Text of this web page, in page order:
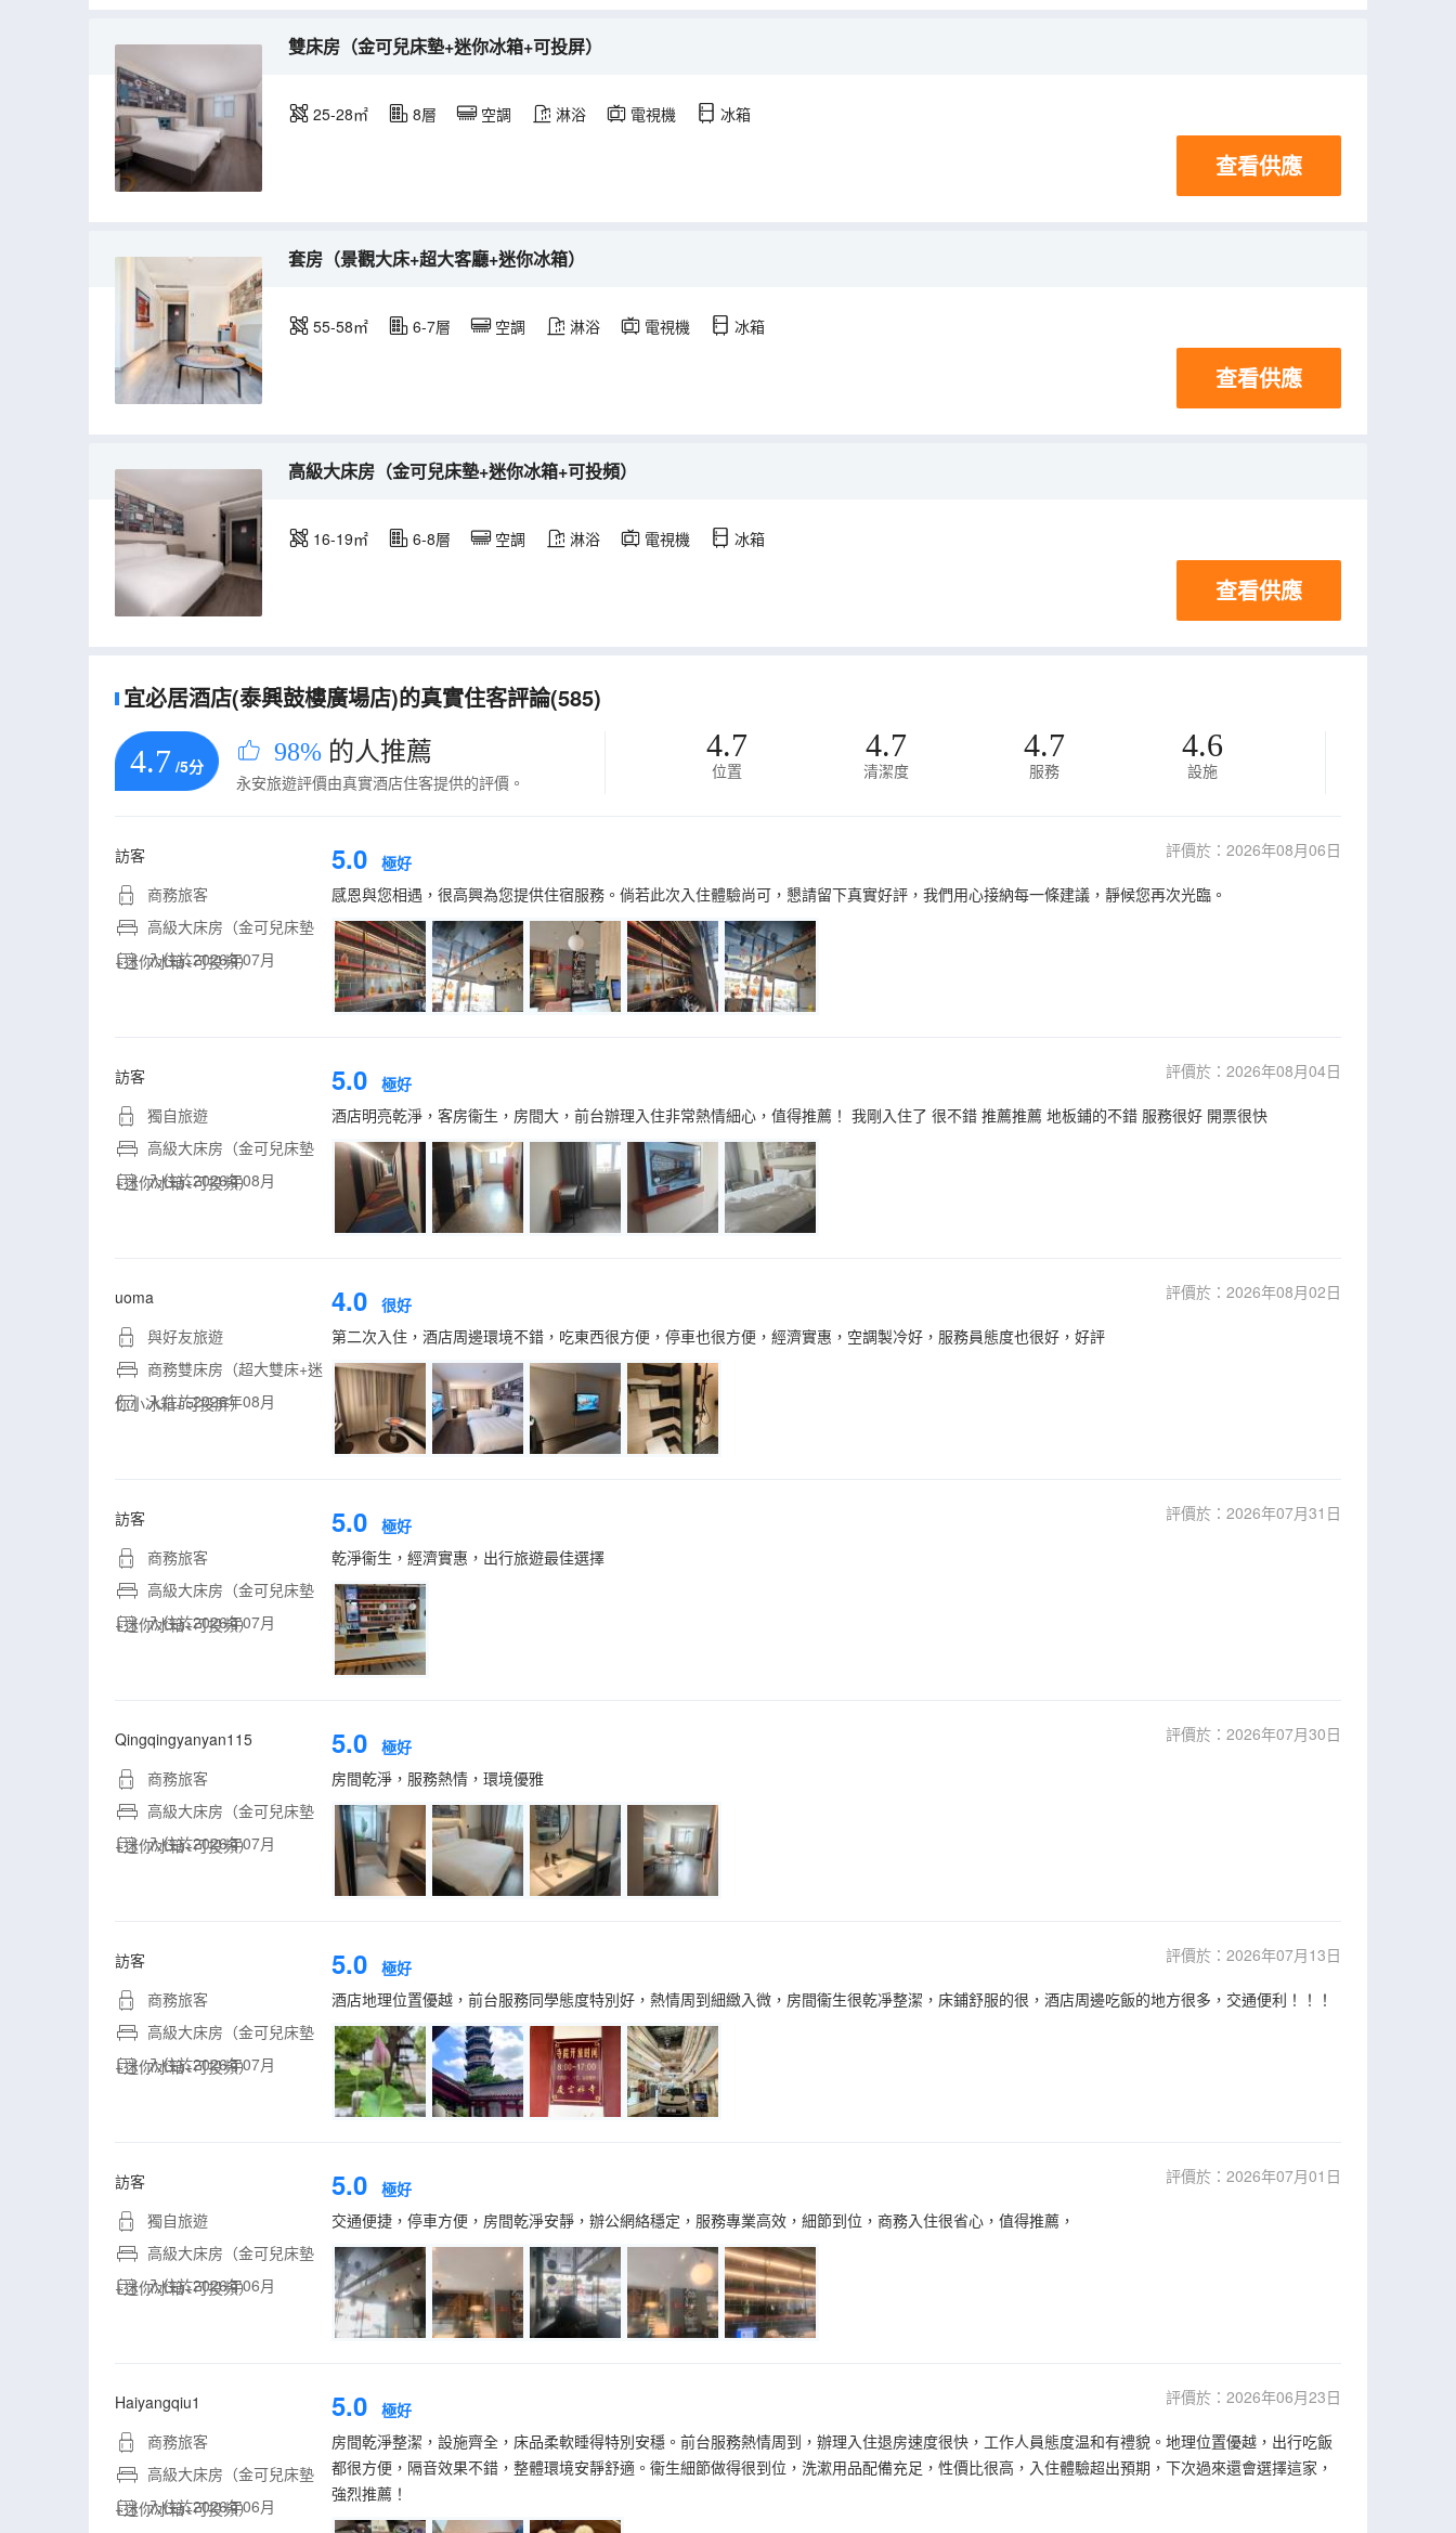
雙床房（金可兒床墊+迷你冰箱+可投屏）
25-28㎡ 8層 空調 淋浴 電視機 冰箱
查看供應
套房（景觀大床+超大客廳+迷你冰箱）
55-58㎡ 6-7層 空調 淋浴 電視機 冰箱
查看供應
高級大床房（金可兒床墊+迷你冰箱+可投頻）
16-19㎡ 6-8層 空調 淋浴 電視機 冰箱
查看供應
宜必居酒店(泰興鼓樓廣場店)的真實住客評論(585)
4.7 /5分 98% 的人推薦
永安旅遊評價由真實酒店住客提供的評價。
4.7
位置
4.7
清潔度
4.7
服務
4.6
設施
訪客
商務旅客
高級大床房（金可兒床墊
+迷你冰箱+可投頻）
入住於2026年07月
5.0 極好
評價於：2026年08月06日
感恩與您相遇，很高興為您提供住宿服務。倘若此次入住體驗尚可，懇請留下真實好評，我們用心接納每一條建議，靜候您再次光臨。
訪客
獨自旅遊
高級大床房（金可兒床墊
+迷你冰箱+可投頻）
入住於2026年08月
5.0 極好
評價於：2026年08月04日
酒店明亮乾淨，客房衞生，房間大，前台辦理入住非常熱情細心，值得推薦！ 我剛入住了 很不錯 推薦推薦 地板鋪的不錯 服務很好 開票很快
uoma
與好友旅遊
商務雙床房（超大雙床+迷
你小冰箱+可投屏）
入住於2026年08月
4.0 很好
評價於：2026年08月02日
第二次入住，酒店周邊環境不錯，吃東西很方便，停車也很方便，經濟實惠，空調製冷好，服務員態度也很好，好評
訪客
商務旅客
高級大床房（金可兒床墊
+迷你冰箱+可投頻）
入住於2026年07月
5.0 極好
評價於：2026年07月31日
乾淨衞生，經濟實惠，出行旅遊最佳選擇
Qingqingyanyan115
商務旅客
高級大床房（金可兒床墊
+迷你冰箱+可投頻）
入住於2026年07月
5.0 極好
評價於：2026年07月30日
房間乾淨，服務熱情，環境優雅
訪客
商務旅客
高級大床房（金可兒床墊
+迷你冰箱+可投頻）
入住於2026年07月
5.0 極好
評價於：2026年07月13日
酒店地理位置優越，前台服務同學態度特別好，熱情周到細緻入微，房間衞生很乾凈整潔，床鋪舒服的很，酒店周邊吃飯的地方很多，交通便利！！！
訪客
獨自旅遊
高級大床房（金可兒床墊
+迷你冰箱+可投頻）
入住於2026年06月
5.0 極好
評價於：2026年07月01日
交通便捷，停車方便，房間乾淨安靜，辦公網絡穩定，服務專業高效，細節到位，商務入住很省心，值得推薦，
Haiyangqiu1
商務旅客
高級大床房（金可兒床墊
+迷你冰箱+可投頻）
入住於2026年06月
5.0 極好
評價於：2026年06月23日
房間乾淨整潔，設施齊全，床品柔軟睡得特別安穩。前台服務熱情周到，辦理入住退房速度很快，工作人員態度温和有禮貌。地理位置優越，出行吃飯
都很方便，隔音效果不錯，整體環境安靜舒適。衞生細節做得很到位，洗漱用品配備充足，性價比很高，入住體驗超出預期，下次過來還會選擇這家，
強烈推薦！